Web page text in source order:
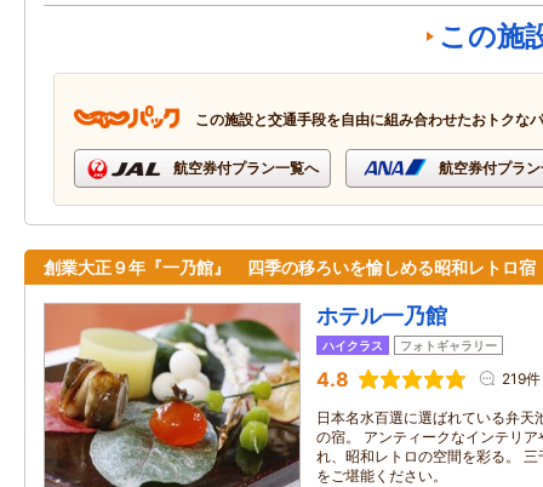
この施
この施設と交通手段を自由に組み合わせたおトクな
航空券付プラン一覧へ 航空券付プラ
創業大正９年『一乃館』 四季の移ろいを愉しめる昭和レトロ宿
ホテル一乃館
ハイクラス フォトギャラリー
4.8 219件
日本名水百選に選ばれている弁天
の宿。 アンティークなインテリ
れ、昭和レトロの空間を彩る。
をご堪能ください。